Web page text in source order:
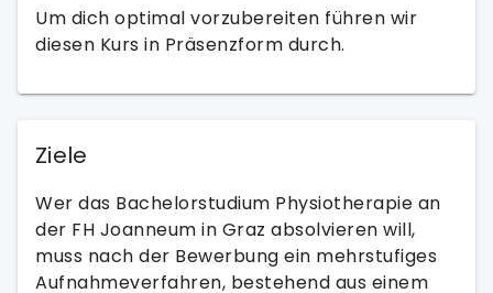
Um dich optimal vorzubereiten führen wir
diesen Kurs in Präsenzform durch.
Ziele
Wer das Bachelorstudium Physiotherapie an
der FH Joanneum in Graz absolvieren will,
muss nach der Bewerbung ein mehrstufiges
Aufnahmeverfahren, bestehend aus einem